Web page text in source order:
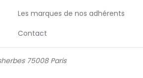
Les marques de nos adhérents
Contact
75008 Paris